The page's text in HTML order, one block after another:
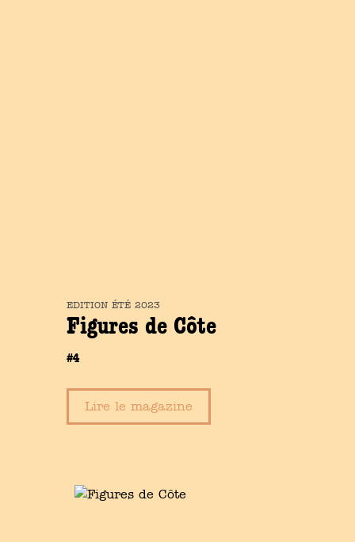
EDITION ÉTÉ 2023
Figures de Côte
#4
Lire le magazine